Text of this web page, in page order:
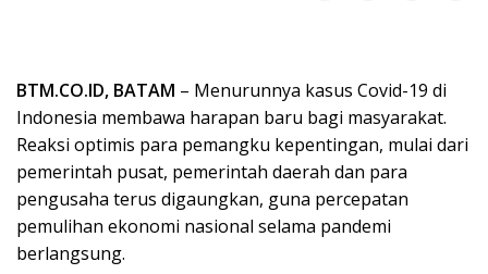
BTM.CO.ID, BATAM – Menurunnya kasus Covid-19 di
Indonesia membawa harapan baru bagi masyarakat.
Reaksi optimis para pemangku kepentingan, mulai dari
pemerintah pusat, pemerintah daerah dan para
pengusaha terus digaungkan, guna percepatan
pemulihan ekonomi nasional selama pandemi
berlangsung.